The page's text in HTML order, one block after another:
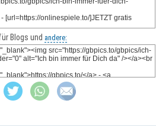
Blogs und andere: